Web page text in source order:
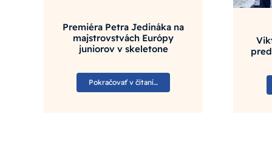
Premiéra Petra Jedináka na
majstrovstvách Európy
juniorov v skeletone
Pokračovať v čítaní…